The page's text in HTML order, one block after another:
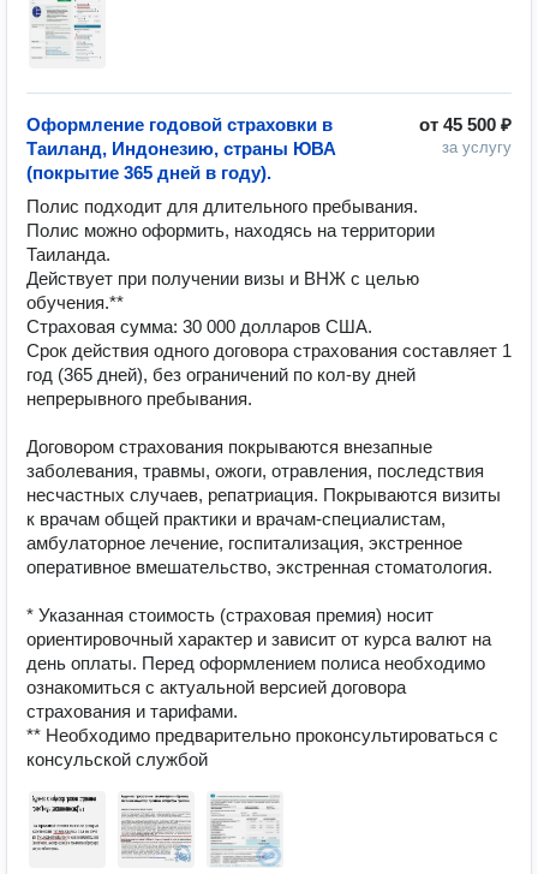
от 45 500 ₽
за услугу
Оформление годовой страховки в
Таиланд, Индонезию, страны ЮВА
(покрытие 365 дней в году).
Полис подходит для длительного пребывания.
Полис можно оформить, находясь на территории
Таиланда.
Действует при получении визы и ВНЖ с целью
обучения.**
Страховая сумма: 30 000 долларов США.
Срок действия одного договора страхования составляет 1
год (365 дней), без ограничений по кол-ву дней
непрерывного пребывания.
Договором страхования покрываются внезапные
заболевания, травмы, ожоги, отравления, последствия
несчастных случаев, репатриация. Покрываются визиты
к врачам общей практики и врачам-специалистам,
амбулаторное лечение, госпитализация, экстренное
оперативное вмешательство, экстренная стоматология.
* Указанная стоимость (страховая премия) носит
ориентировочный характер и зависит от курса валют на
день оплаты. Перед оформлением полиса необходимо
ознакомиться с актуальной версией договора
страхования и тарифами.
** Необходимо предварительно проконсультироваться с
консульской службой